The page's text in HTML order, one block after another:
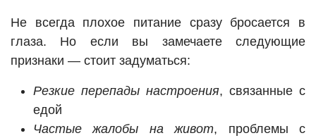
Не всегда плохое питание сразу бросается в
глаза. Но если вы замечаете следующие
признаки — стоит задуматься:
Резкие перепады настроения, связанные с
едой
Частые жалобы на живот, проблемы с